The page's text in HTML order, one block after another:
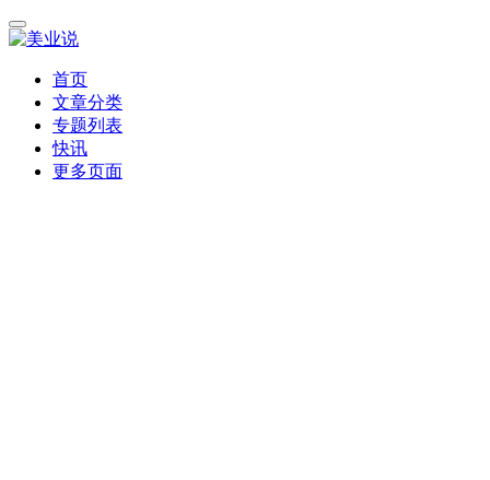
首页
文章分类
专题列表
快讯
更多页面